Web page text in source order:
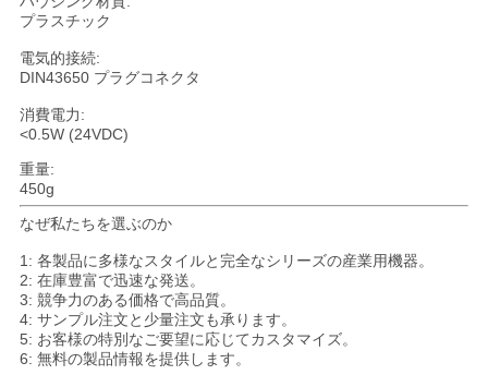
バ
シ
ー
ポ
リ
シ
ー
プラスチック
電気的接続:
DIN43650 プラグコネクタ
消費電力:
<0.5W (24VDC)
重量:
450g
なぜ私たちを選ぶのか
1: 各製品に多様なスタイルと完全なシリーズの産業用機器。
2: 在庫豊富で迅速な発送。
3: 競争力のある価格で高品質。
4: サンプル注文と少量注文も承ります。
5: お客様の特別なご要望に応じてカスタマイズ。
6: 無料の製品情報を提供します。